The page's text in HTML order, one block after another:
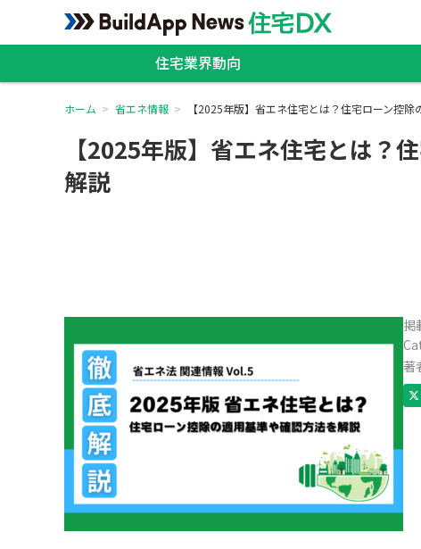
住宅業界動向
ホーム 省エネ情報 【2025年版】省エネ住宅とは？住宅ローン控
【2025年版】省エネ住宅とは？
解説
掲
著